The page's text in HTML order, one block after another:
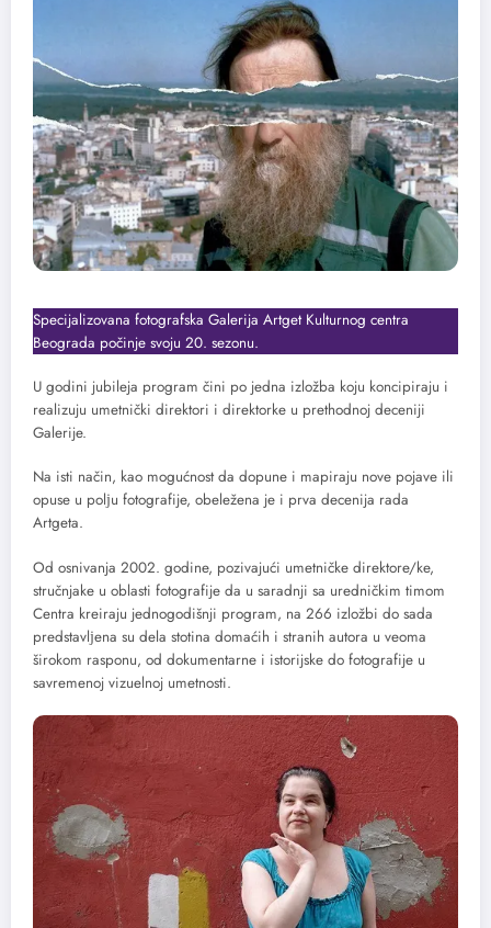
Specijalizovana fotografska Galerija Artget Kulturnog centra
Beograda počinje svoju 20. sezonu.
U godini jubileja program čini po jedna izložba koju koncipiraju i
realizuju umetnički direktori i direktorke u prethodnoj deceniji
Galerije.
Na isti način, kao mogućnost da dopune i mapiraju nove pojave ili
opuse u polјu fotografije, obeležena je i prva decenija rada
Artgeta.
Od osnivanja 2002. godine, pozivajući umetničke direktore/ke,
stručnjake u oblasti fotografije da u saradnji sa uredničkim timom
Centra kreiraju jednogodišnji program, na 266 izložbi do sada
predstavlјena su dela stotina domaćih i stranih autora u veoma
širokom rasponu, od dokumentarne i istorijske do fotografije u
savremenoj vizuelnoj umetnosti.